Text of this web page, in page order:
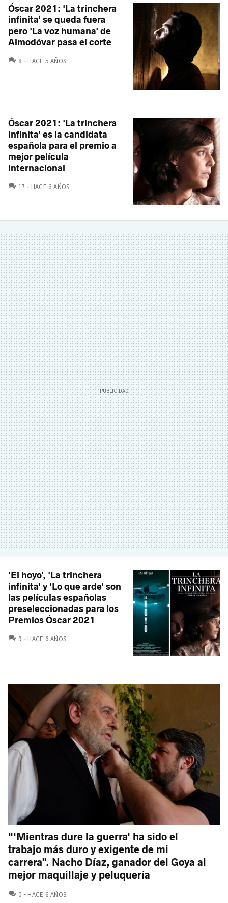
Óscar 2021: 'La trinchera
infinita' se queda fuera
pero 'La voz humana' de
Almodóvar pasa el corte
8 COMENTARIOS
HACE 5 AÑOS
Óscar 2021: 'La trinchera
infinita' es la candidata
española para el premio a
mejor película
internacional
17 COMENTARIOS
HACE 6 AÑOS
'El hoyo', 'La trinchera
infinita' y 'Lo que arde' son
las películas españolas
preseleccionadas para los
Premios Óscar 2021
9 COMENTARIOS
HACE 6 AÑOS
"'Mientras dure la guerra' ha sido el
trabajo más duro y exigente de mi
carrera". Nacho Díaz, ganador del Goya al
mejor maquillaje y peluquería
0 COMENTARIOS
HACE 6 AÑOS